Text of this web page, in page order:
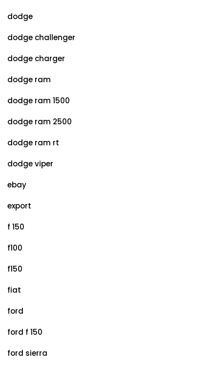
dodge
dodge challenger
dodge charger
dodge ram
dodge ram 1500
dodge ram 2500
dodge ram rt
dodge viper
ebay
export
f 150
f100
f150
fiat
ford
ford f 150
ford sierra